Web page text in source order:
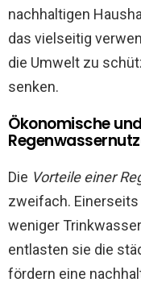
nachhaltigen
das vielseitig
die Umwelt zu
senken.
Ökonomische
Die Vorteile einer
zweifach. Einerseits
weniger
entlasten sie die
fördern eine